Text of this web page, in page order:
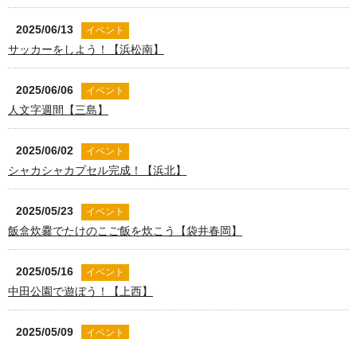
2025/06/13 イベント
サッカーをしよう！【浜松南】
2025/06/06 イベント
人文字週間【三島】
2025/06/02 イベント
シャカシャカプセル完成！【浜北】
2025/05/23 イベント
飯盒炊爨でたけのこご飯を炊こう【袋井春岡】
2025/05/16 イベント
中田公園で遊ぼう！【上西】
2025/05/09 イベント